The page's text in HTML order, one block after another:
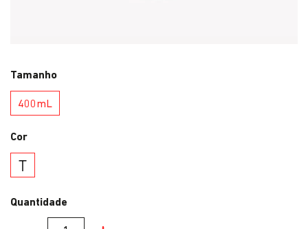
Tamanho
400mL
Cor
Quantidade